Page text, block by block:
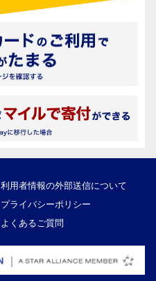
利用者情報の外部送信について
プライバシーポリシー
よくあるご質問